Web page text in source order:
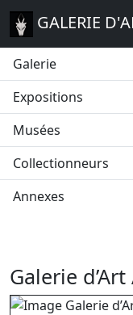
GALERIE
Galerie
Expositions
Musées
Collectionneurs
Annexes
Galerie